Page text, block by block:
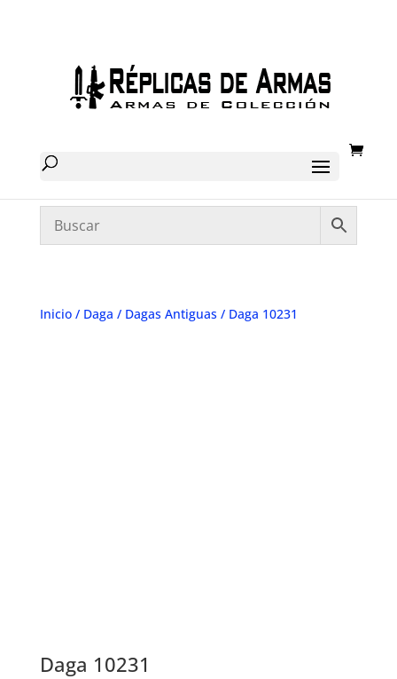
Inicio/ Daga / Dagas Antiguas/ Daga 10231
Daga 10231